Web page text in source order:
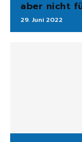
aber nicht
29. Juni 2022